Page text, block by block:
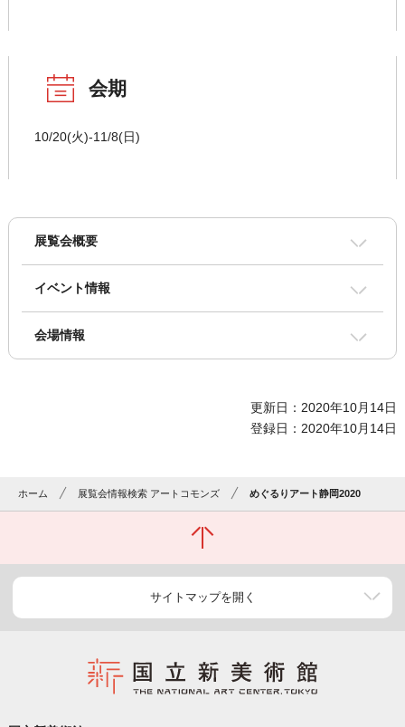
会期
10/20(火)-11/8(日)
展覧会概要
イベント情報
会場情報
更新日：2020年10月14日
登録日：2020年10月14日
ホーム 展覧会情報検索 アートコモンズ めぐるりアート静岡2020
サイトマップを開く